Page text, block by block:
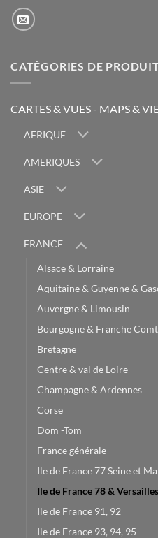
CATÉGORIES DE
CARTES & VUES - MAPS &
AFRIQUE
AMERIQUES
ASIE
EUROPE
FRANCE
Alsace & Lorraine
Aquitaine & Guyenne &
Auvergne & Limousin
Bourgogne & Franche
Bretagne
Centre & val de Loire
Champagne & Ardennes
Corse
Dom -Tom
France générale
Ile de France 77 Seine et
Ile de France 78 & Versailles
Ile de France 91, 92
Ile de France 93, 94, 95